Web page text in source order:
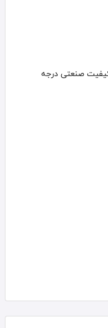
صنعتی درجه